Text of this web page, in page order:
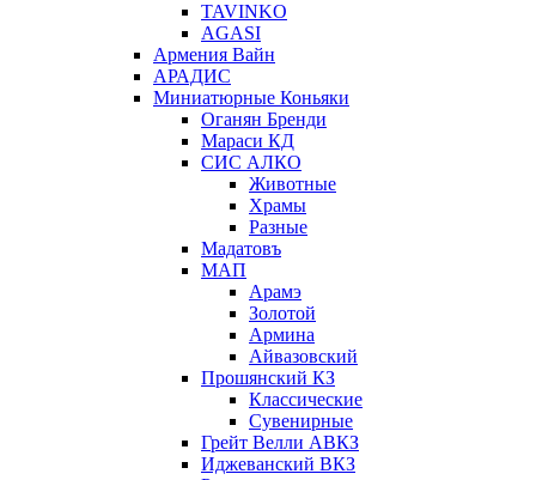
TAVINKO
AGASI
Армения Вайн
АРАДИС
Миниатюрные Коньяки
Оганян Бренди
Мараси КД
СИС АЛКО
Животные
Храмы
Разные
Мадатовъ
МАП
Арамэ
Золотой
Армина
Айвазовский
Прошянский КЗ
Классические
Сувенирные
Грейт Велли АВКЗ
Иджеванский ВКЗ